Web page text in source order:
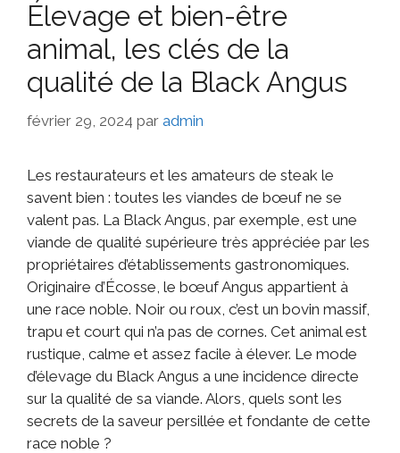
Élevage et bien-être
animal, les clés de la
qualité de la Black Angus
février 29, 2024 par admin
Les restaurateurs et les amateurs de steak le
savent bien : toutes les viandes de bœuf ne se
valent pas. La Black Angus, par exemple, est une
viande de qualité supérieure très appréciée par les
propriétaires d’établissements gastronomiques.
Originaire d’Écosse, le bœuf Angus appartient à
une race noble. Noir ou roux, c’est un bovin massif,
trapu et court qui n’a pas de cornes. Cet animal est
rustique, calme et assez facile à élever. Le mode
d’élevage du Black Angus a une incidence directe
sur la qualité de sa viande. Alors, quels sont les
secrets de la saveur persillée et fondante de cette
race noble ?